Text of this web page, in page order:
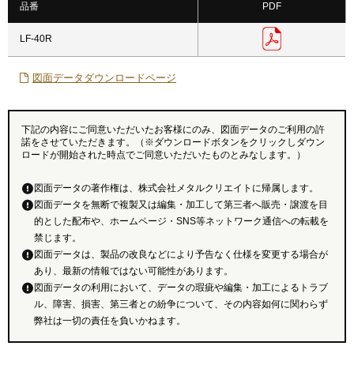
品番 PDF
LF-40R
図面データダウンロードページ
下記の内容にご同意いただいたお客様にのみ、図面データのご利用の許
諾をさせていただきます。（※ダウンロードボタンをクリックしダウン
ロードが開始された時点でご同意いただいたものとみなします。）
図面データの著作権は、株式会社メタルクリエイトに帰属します。
図面データを無断で複製又は編集・加工して第三者へ販売・譲渡を目
的とした配布や、ホームページ・SNS等ネットワーク通信への転載を
禁じます。
図面データは、製品の改良などにより予告なく仕様を変更する場合が
あり、最新の情報ではない可能性があります。
図面データの利用において、データの瑕疵や編集・加工によるトラブ
ル、障害、損害、第三者との紛争について、その内容如何に関わらず
弊社は一切の責任を負いかねます。